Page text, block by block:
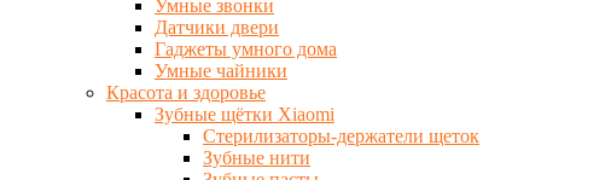
Умные звонки
Датчики двери
Гаджеты умного дома
Умные чайники
Красота и здоровье
Зубные щётки Xiaomi
Стерилизаторы-держатели щеток
Зубные нити